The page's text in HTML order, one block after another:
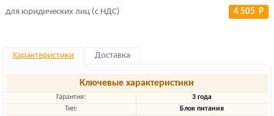
для юридических лиц (с НДС) 4 505 Р
Характеристики Доставка
Ключевые характеристики
Гарантия:
3 года
Тип:
Блок питания